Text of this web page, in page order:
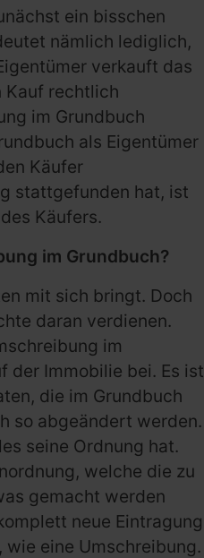
ein bisschen
nämlich lediglich,
verkauft das
Kauf rechtlich
im Grundbuch
als Eigentümer
Käufer
stattgefunden hat, ist
Käufers.
im Grundbuch?
mit sich bringt. Doch
daran verdienen.
im
der Immobilie bei. Es ist
die im Grundbuch
so abgeändert werden.
seine Ordnung hat.
welche die zu
gemacht werden
neue Eintragung
eine Umschreibung.